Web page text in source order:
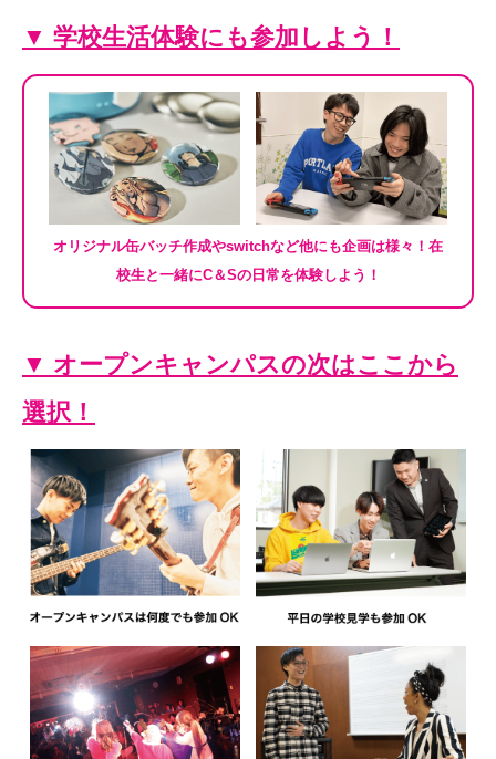
▼ 学校生活体験にも参加しよう！
オリジナル缶バッチ作成やswitchなど他にも企画は様々！在
校生と一緒にC＆Sの日常を体験しよう！
▼ オープンキャンパスの次はここから
選択！